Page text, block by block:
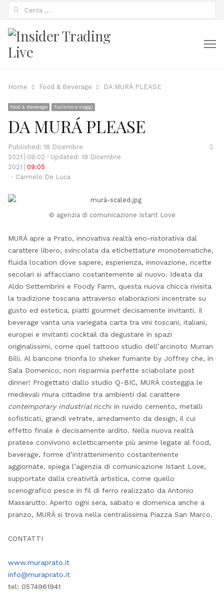
Ricerca
per:
Home Food & Beverage DA MURÁ PLEASE
Food & Beverage Turismo e viaggi
DA MURÁ PLEASE
Published: 18 Dicembre
2021
08:02
Updated: 19 Dicembre
2021
09:05
Author
Carmelo De Luca
© agenzia di comunicazione Istant Love
MURÁ apre a Prato, innovativa realtà eno-ristorativa dal
carattere libero, svincolata da etichettature monotematiche,
fluida location dove sapere, esperienza, innovazione, ricette
secolari si affacciano costantemente al nuovo. Ideata da
Aldo Settembrini e Foody Farm, questa nuova chicca rivisita
la tradizione toscana attraverso elaborazioni incentrate su
gusto ed estetica, piatti gourmet decisamente invitanti. Il
beverage vanta una variegata carta tra vini toscani, italiani,
europei e invitanti cocktail da degustare in spazi
originalissimi, come quel tattooo studio dell’arcinoto Murran
Billi. Al bancone trionfa lo sheker fumante by Joffrey che, in
Sala Domenico, non risparmia perfette sciabolate post
dinner! Progettato dallo studio Q-BIC, MURÁ costeggia le
medievali mura cittadine tra ambienti dal carattere
contemporary industrial ricchi in ruvido cemento, metalli
sofisticati, grandi vetrate, arredamento da design, il cui
effetto finale è decisamente ardito. Nella nuova realtà
pratese convivono ecletticamente più anime legate al food,
beverage, forme d’intrattenimento costantemente
aggiornate, spiega l’agenzia di comunicazione Istant Love,
supportate dalla creatività artistica, come quello
scenografico pesce in fil di ferro realizzato da Antonio
Massarutto. Aperto ogni sera, sabato e domenica anche a
pranzo, MURÁ si trova nella centralissima Piazza San Marco.
CONTATTI
www.muraprato.it
info@muraprato.it
tel: 0574961941